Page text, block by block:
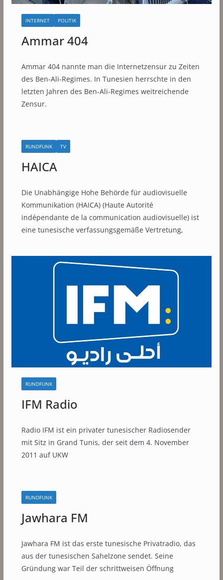
INTERNET POLITIK
Ammar 404
Ammar 404 nannte man die Internetzensur zu Zeiten
des Ben-Ali-Regimes. In Tunesien herrschte in den
letzten Jahren des Ben-Ali-Regimes weitreichende
Zensur.
RUNDFUNK TV
HAICA
Die Unabhängige Hohe Behörde für audiovisuelle
Kommunikation (HAICA) (Haute Autorité
indépendante de la communication audiovisuelle) ist
eine tunesische verfassungsgemäße Vertretung,
RUNDFUNK
IFM Radio
Radio IFM ist ein privater tunesischer Radiosender
mit Sitz in Grand Tunis, der seit dem 4. November
2011 auf UKW
RUNDFUNK
Jawhara FM
Jawhara FM ist das erste tunesische Privatradio, das
aus der tunesischen Sahelzone sendet. Seine
Gründung war Teil der schrittweisen Öffnung